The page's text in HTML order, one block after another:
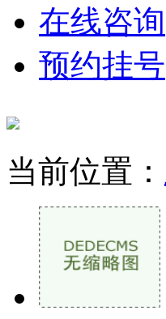
在线咨询
预约挂号
当前位置：